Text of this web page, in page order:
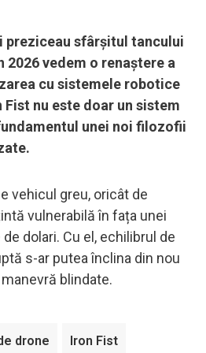
preziceau sfârșitul tancului
2026 vedem o renaștere a
cu sistemele robotice
nu este doar un sistem
unei noi filozofii
vehicul greu, oricât de
vulnerabilă în fața unei
dolari. Cu el, echilibrul de
s-ar putea înclina din nou
blindate.
drone Iron Fist